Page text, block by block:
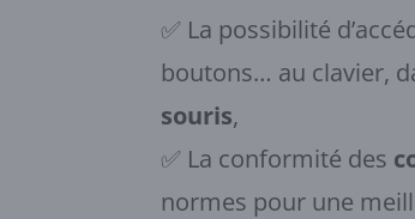
✅ La possibilité
boutons… au clavier,
souris,
✅ La conformité des
normes pour une